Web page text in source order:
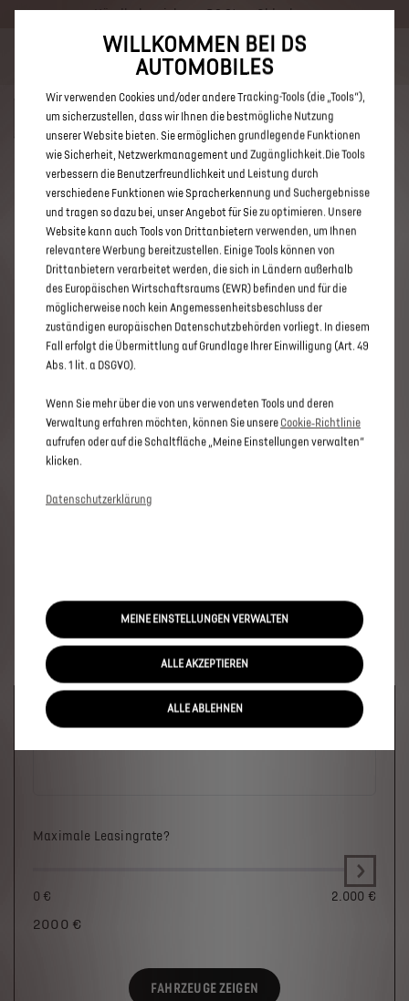
Händlerbereich von DS Store Oldenburg
Bis zu 6.000 € staatliche Förderprämie für E-Autos und Plug-In-
Hybride. Mehr erfahren >>
ENTDECKEN SIE ALLE DS 3 UND
DS 3 CROSSBACK E-TENSE MIT
ELEKTRO ANTRIEB VON DS STORE
OLDENBURG
Welches Fahrzeug?
Maximale Leasingrate?
0 € 2.000 €
2000 €
FAHRZEUGE ZEIGEN
WILLKOMMEN BEI DS
AUTOMOBILES
Wir verwenden Cookies und/oder andere Tracking-Tools (die „Tools“),
um sicherzustellen, dass wir Ihnen die bestmögliche Nutzung
unserer Website bieten. Sie ermöglichen grundlegende Funktionen
wie Sicherheit, Netzwerkmanagement und Zugänglichkeit.Die Tools
verbessern die Benutzerfreundlichkeit und Leistung durch
verschiedene Funktionen wie Spracherkennung und Suchergebnisse
und tragen so dazu bei, unser Angebot für Sie zu optimieren. Unsere
Website kann auch Tools von Drittanbietern verwenden, um Ihnen
relevantere Werbung bereitzustellen. Einige Tools können von
Drittanbietern verarbeitet werden, die sich in Ländern außerhalb
des Europäischen Wirtschaftsraums (EWR) befinden und für die
möglicherweise noch kein Angemessenheitsbeschluss der
zuständigen europäischen Datenschutzbehörden vorliegt. In diesem
Fall erfolgt die Übermittlung auf Grundlage Ihrer Einwilligung (Art. 49
Abs. 1 lit. a DSGVO).
Wenn Sie mehr über die von uns verwendeten Tools und deren
Verwaltung erfahren möchten, können Sie unsere Cookie‑Richtlinie
aufrufen oder auf die Schaltfläche „Meine Einstellungen verwalten“
klicken.
Datenschutzerklärung
MEINE EINSTELLUNGEN VERWALTEN
ALLE AKZEPTIEREN
ALLE ABLEHNEN